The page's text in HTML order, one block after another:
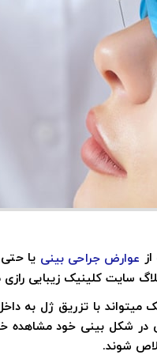
عوارض جراحی بینی یا
سایت کلینیک زیبایی
با تزریق ژل به
در شکل بینی خود مشاهده
شوند.